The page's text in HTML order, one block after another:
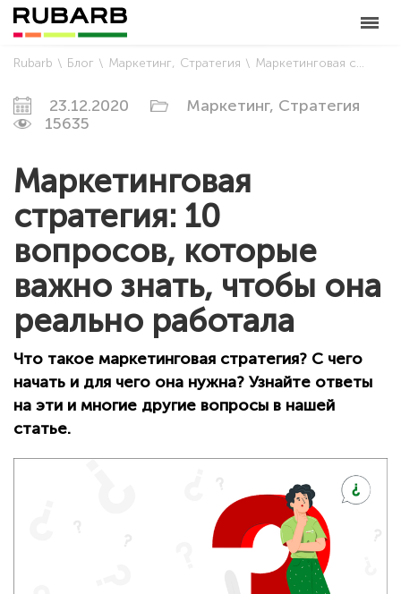
Rubarb Блог Маркетинг Стратегия Маркетинговая стратегия: 10 вопросов, которые важно знать, чтобы она реально работала
23.12.2020 Маркетинг, Стратегия
15635
Маркетинговая
стратегия: 10
вопросов, которые
важно знать, чтобы она
реально работала
Что такое маркетинговая стратегия? С чего
начать и для чего она нужна? Узнайте ответы
на эти и многие другие вопросы в нашей
статье.